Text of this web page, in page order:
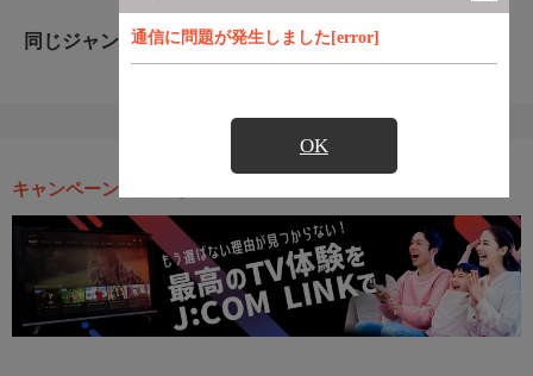
通信に問題が発生しました[error]
OK
同じジャンルのおすすめ番組
キャンペーン・お得な情報